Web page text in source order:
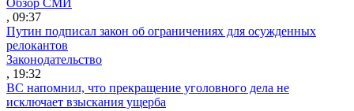
, 09:37
Путин подписал закон об ограничениях для осужденных
релокантов
Законодательство
, 19:32
ВС напомнил, что прекращение уголовного дела не
исключает взыскания ущерба